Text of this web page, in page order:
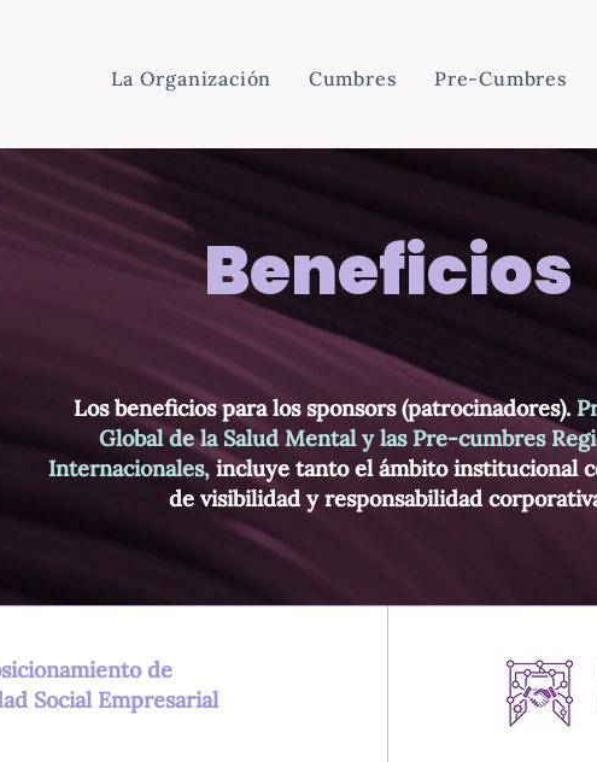
La Organización Cumbres Pre-Cumbres
Beneficios
Los beneficios para los sponsors (patrocinadores).
Global de la Salud Mental y las Pre-cumbres
Internacionales,incluye tanto el ámbito institucional
de visibilidad y responsabilidad
de
Social Empresarial